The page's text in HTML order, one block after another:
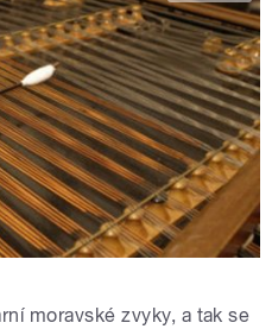
moravské zvyky, a tak se